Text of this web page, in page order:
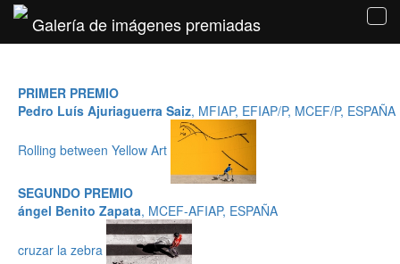
Galería de imágenes premiadas
PRIMER PREMIO
Pedro Luís Ajuriaguerra Saiz, MFIAP, EFIAP/P, MCEF/P, ESPAÑA
Rolling between Yellow Art
SEGUNDO PREMIO
ángel Benito Zapata, MCEF-AFIAP, ESPAÑA
cruzar la zebra